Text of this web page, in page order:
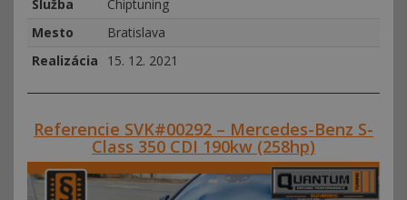
Služba
Chiptuning
Mesto
Bratislava
Realizácia
15. 12. 2021
Referencie SVK#00292 – Mercedes-Benz S-
Class 350 CDI 190kw (258hp)